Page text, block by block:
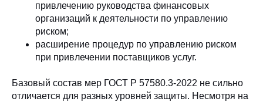
привлечению руководства финансовых
организаций к деятельности по управлению
риском;
расширение процедур по управлению риском
при привлечении поставщиков услуг.
Базовый состав мер ГОСТ Р 57580.3-2022 не сильно
отличается для разных уровней защиты. Несмотря на